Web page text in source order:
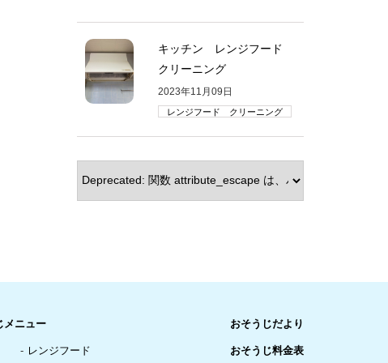
キッチン レンジフード
クリーニング
2023年11月09日
レンジフード クリーニング
メニュー
レンジフード
おそうじだより
おそうじ料金表